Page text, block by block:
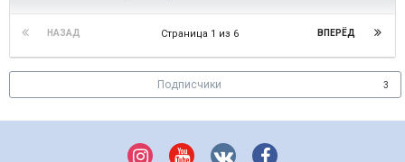
НАЗАД ВПЕРЁД
Страница 1 из 6
Подписчики 3